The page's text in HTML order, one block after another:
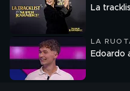
La
LA
Edoardo